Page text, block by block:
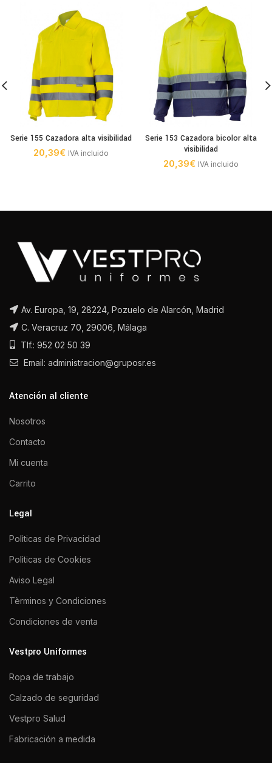
Serie 155 Cazadora alta visibilidad
20,39€ IVA incluido
Serie 153 Cazadora bicolor alta
visibilidad
20,39€ IVA incluido
Av. Europa, 19, 28224, Pozuelo de Alarcón, Madrid
C. Veracruz 70, 29006, Málaga
Tlf.: 952 02 50 39
Email: administracion@gruposr.es
Atención al cliente
Nosotros
Contacto
Mi cuenta
Carrito
Legal
Polìticas de Privacidad
Polìticas de Cookies
Aviso Legal
Tèrminos y Condiciones
Condiciones de venta
Vestpro Uniformes
Ropa de trabajo
Calzado de seguridad
Vestpro Salud
Fabricación a medida